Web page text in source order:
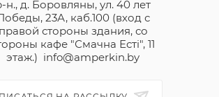
н., д. Боровляны, ул. 40 лет
23А, каб.100 (вход с
правой стороны здания, со
кафе "Смачна Естi", 11
этаж.) info@amperkin.by